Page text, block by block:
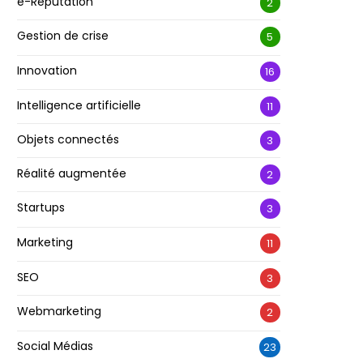
Gestion de crise 5
Innovation 16
Intelligence artificielle 11
Objets connectés 3
Réalité augmentée 2
Startups 3
Marketing 11
SEO 3
Webmarketing 2
Social Médias 23